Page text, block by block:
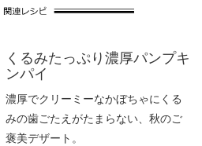
くるみたっぷり濃厚パンプキ
ンパイ
濃厚でクリーミーなかぼちゃにくる
みの歯ごたえがたまらない、秋のご
褒美デザート。